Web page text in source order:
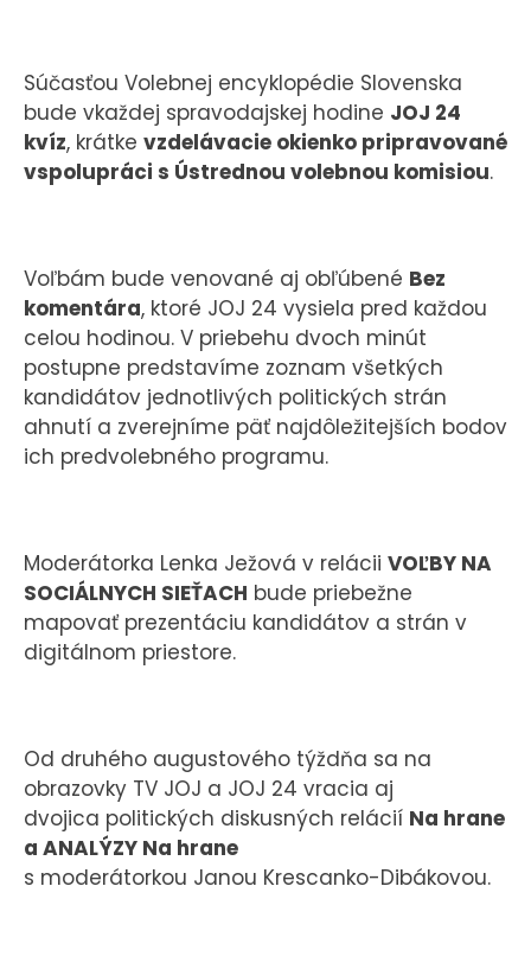
Súčasťou Volebnej encyklopédie Slovenska
bude vkaždej spravodajskej hodine JOJ 24
kvíz, krátke vzdelávacie okienko pripravované
vspolupráci s Ústrednou volebnou komisiou.
Voľbám bude venované aj obľúbené Bez
komentára, ktoré JOJ 24 vysiela pred každou
celou hodinou. V priebehu dvoch minút
postupne predstavíme zoznam všetkých
kandidátov jednotlivých politických strán
ahnutí a zverejníme päť najdôležitejších bodov
ich predvolebného programu.
Moderátorka Lenka Ježová v relácii VOĽBY NA
SOCIÁLNYCH SIEŤACH bude priebežne
mapovať prezentáciu kandidátov a strán v
digitálnom priestore.
Od druhého augustového týždňa sa na
obrazovky TV JOJ a JOJ 24 vracia aj
dvojica politických diskusných relácií Na hrane
a ANALÝZY Na hrane
s moderátorkou Janou Krescanko-Dibákovou.